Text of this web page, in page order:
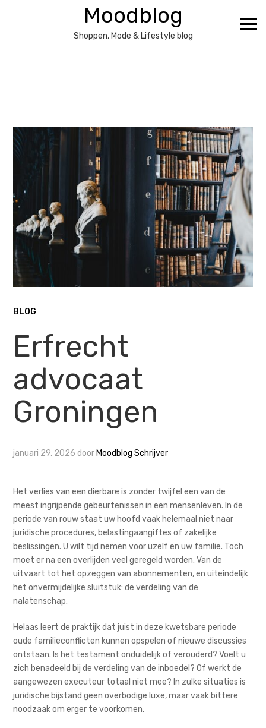
Moodblog
Shoppen, Mode & Lifestyle blog
BLOG
Erfrecht
advocaat
Groningen
januari 29, 2026 door Moodblog Schrijver
Het verlies van een dierbare is zonder twijfel een van de
meest ingrijpende gebeurtenissen in een mensenleven. In de
periode van rouw staat uw hoofd vaak helemaal niet naar
juridische procedures, belastingaangiftes of zakelijke
beslissingen. U wilt tijd nemen voor uzelf en uw familie. Toch
moet er na een overlijden veel geregeld worden. Van de
uitvaart tot het opzeggen van abonnementen, en uiteindelijk
het onvermijdelijke sluitstuk: de verdeling van de
nalatenschap.
Helaas leert de praktijk dat juist in deze kwetsbare periode
oude familieconflicten kunnen opspelen of nieuwe discussies
ontstaan. Is het testament onduidelijk of verouderd? Voelt u
zich benadeeld bij de verdeling van de inboedel? Of werkt de
aangewezen executeur totaal niet mee? In zulke situaties is
juridische bijstand geen overbodige luxe, maar vaak bittere
noodzaak om erger te voorkomen.